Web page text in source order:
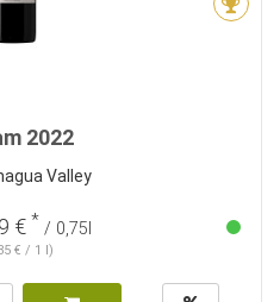
2022
Valley
€ * / 0,75l
€ / 1 l)